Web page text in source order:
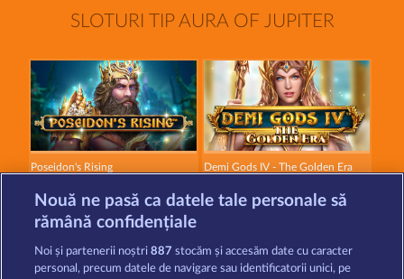
SLOTURI TIP AURA OF JUPITER
Poseidon's Rising Demi Gods IV - The Golden Era
Nouă ne pasă ca datele tale personale să
rămână confidențiale
Noi și partenerii noștri887 stocăm și accesăm date cu caracter
personal, precum datele de navigare sau identificatorii unici, pe